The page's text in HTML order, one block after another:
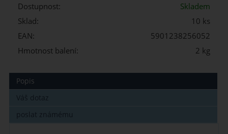
Dostupnost:
Skladem
Sklad:
10 ks
EAN:
5901238256052
Hmotnost balení:
2 kg
Popis
Váš dotaz
poslat známému